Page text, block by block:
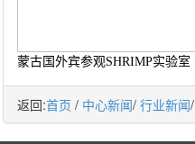
蒙古国外宾参观SHRIMP实验室
返回:首页 / 中心新闻/ 行业新闻/